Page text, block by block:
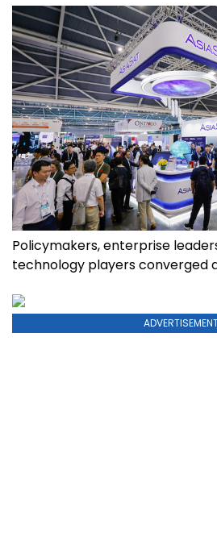
Policymakers, enterprise
technology players converged